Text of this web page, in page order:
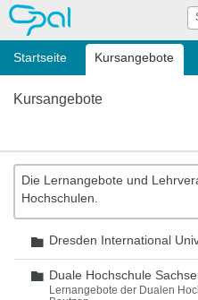
OPAL
Startseite Kursangebote
Kursangebote
Die Lernangebote und
Hochschulen.
Ordner
Dresden International
Ordner
Duale Hochschule
Lernangebote der Dualen